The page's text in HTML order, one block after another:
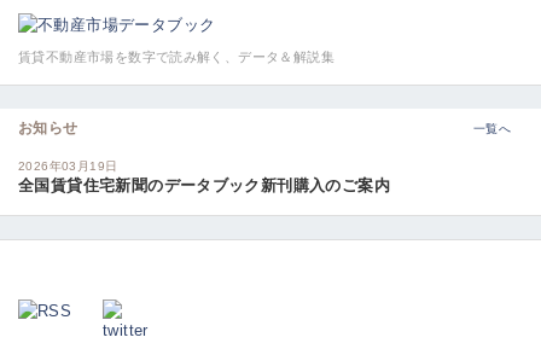
賃貸不動産市場を数字で読み解く、データ＆解説集
お知らせ 一覧へ
2026年03月19日
全国賃貸住宅新聞のデータブック新刊購入のご案内